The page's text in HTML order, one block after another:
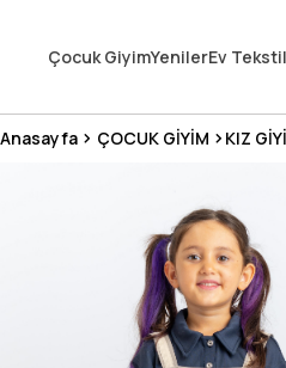
3 MİLYONDAN FAZLA MUTLU
Çocuk GiyimYenilerEv
Anasayfa ÇOCUK GİYİM KIZ